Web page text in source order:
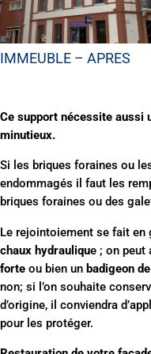
IMMEUBLE – APRES
Ce support nécessite aussi
minutieux.
Si les briques foraines ou
endommagés il faut les
briques foraines ou des
Le rejointoiement se fait en
chaux hydraulique ; on peut
forte ou bien un badigeon
non; si l’on souhaite
d’origine, il conviendra
pour les protéger.